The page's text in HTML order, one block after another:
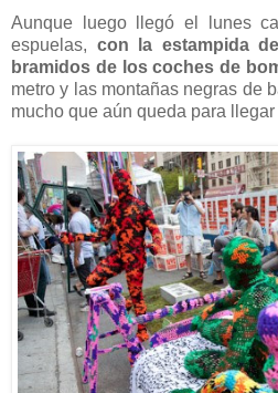
Aunque luego llegó el lunes
espuelas, con la estampida
bramidos de los coches de
metro y las montañas negras de
mucho que aún queda para